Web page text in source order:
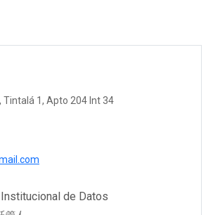
Tintalá 1, Apto 204 Int 34
de Datos